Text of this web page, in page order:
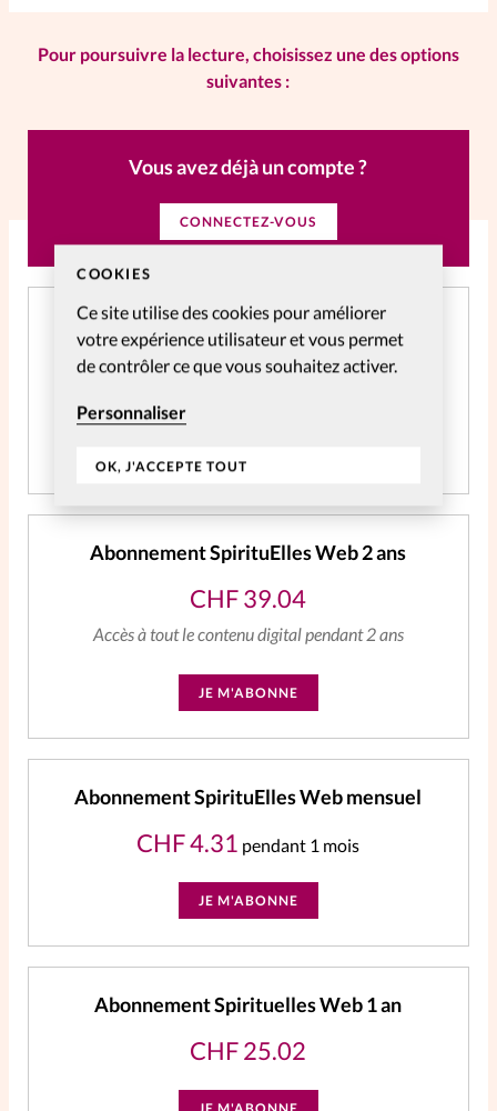
COOKIES
Ce site utilise des cookies pour améliorer
votre expérience utilisateur et vous permet
de contrôler ce que vous souhaitez activer.
Personnaliser
OK, J'ACCEPTE TOUT
Pour poursuivre la lecture, choisissez une des options
suivantes :
Vous avez déjà un compte ?
CONNECTEZ-VOUS
Créer un compte gratuitement
Et profitez gratuitement de l'accès aux articles web
Abonnement SpirituElles Web 2 ans
CHF39.04
Accès à tout le contenu digital pendant 2 ans
JE M'ABONNE
Abonnement SpirituElles Web mensuel
CHF4.31 pendant 1 mois
JE M'ABONNE
Abonnement Spirituelles Web 1 an
CHF25.02